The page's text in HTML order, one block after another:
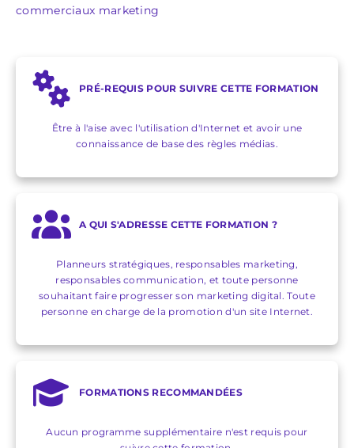
commerciaux marketing
PRÉ-REQUIS POUR SUIVRE CETTE FORMATION
Être à l'aise avec l'utilisation d'Internet et avoir une
connaissance de base des règles médias.
A QUI S'ADRESSE CETTE FORMATION ?
Planneurs stratégiques, responsables marketing,
responsables communication, et toute personne
souhaitant faire progresser son marketing digital. Toute
personne en charge de la promotion d'un site Internet.
FORMATIONS RECOMMANDÉES
Aucun programme supplémentaire n'est requis pour